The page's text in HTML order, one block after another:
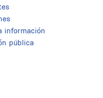
información
pública